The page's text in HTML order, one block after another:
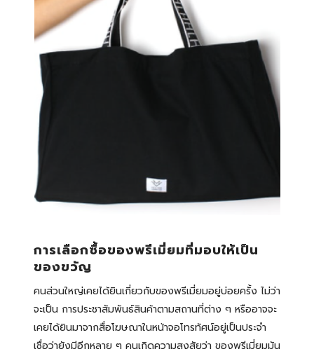
การเลือกซื้อของพรีเมี่ยมที่มอบให้เป็น
ของขวัญ
คนส่วนใหญ่เคยได้ยินเกี่ยวกับของพรีเมี่ยมอยู่บ่อยครั้ง ไม่ว่า
จะเป็น การประชาสัมพันธ์สินค้าตามสถานที่ต่าง ๆ หรืออาจจะ
เคยได้ยินมาจากสื่อโฆษณาในหน้าจอโทรทัศน์อยู่เป็นประจำ
เชื่อว่ายังมีอีกหลาย ๆ คนเกิดความสงสัยว่า ของพรีเมี่ยมมัน